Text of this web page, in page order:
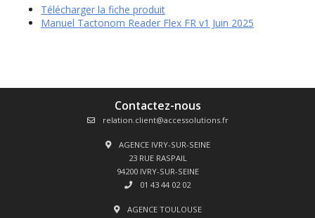
Télécharger la fiche produit
Manuel Tactonom Reader Flex FR v1 Juin 2025
Contactez-nous
relation.client@accessolutions.fr
AGENCE IVRY-SUR-SEINE
23 RUE RASPAIL
94200 IVRY-SUR-SEINE
01 43 44 02 02
AGENCE TOULOUSE